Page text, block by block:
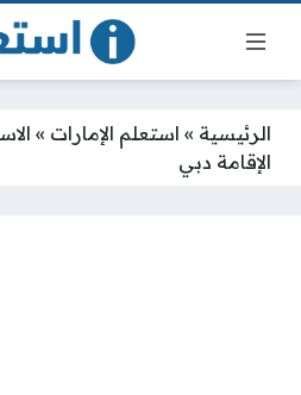
الرئيسية » استعلم الإمارات »
الإقامة دبي